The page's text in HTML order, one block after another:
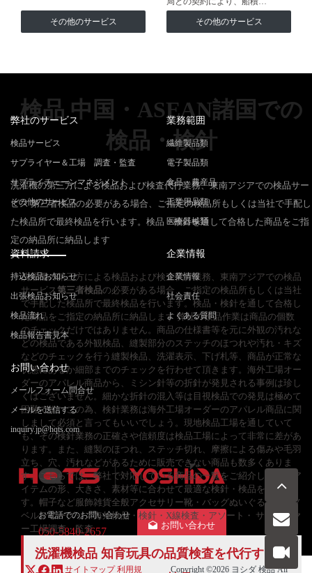
その他のサービス その他のサービス
検品 中国・ASEAN諸国での
検品・検針
洗濯機の第三方による検品および検査代行業務、東南アジアでの検品サー
ビス 第三者検品の必要がある場合、ご指定の検品所もしくは当社で手配し
た検品所で最終検品を行います。検品・検針を通して合格した商品をご指
定の納品所に納品します
洗濯機の第三方による検品および検査代行業務、東南アジアでの検品
サービス 第三者検品の必要がある場合、ご指定の検品所もしくは当社
で手配した検品所で最終検品を行います。検品・検針を通して合格し
た商品をご指定の納品所に納品します 弊社の検品作業は商品の個数
のチェックだけではありません。商品の仕様書等を元に外観の汚れな
どの検品である外観検品、縫製部分のステッチのほつれや汚れ・キズ
などのチェックを行う縫製検品、洗濯表示、下げ札等、商品が正常な
状態にあるか細部までのチェックを行わせて頂きます。海外工場オー
ダーのアパレル商品から、ミシン針等の折針が発見される事例は珍し
くはございません。細かな折針の混入等は目視検品での発見は極めて
困難です。この為、検針業務は海外工場オーダーのアパレル商品に関
しまして必須と言ってもいいでしょう。現地検品工場を通していて
も、その検針業務の正確さや信頼度は検品工場によって非常に差があ
ります。また、縫製のほつれ、ステッチ切れ、摩擦による傷みや毛羽
立ち、穴、汚れなどがあるために販売できない商品も数多くありま
す。こちらでは、弊社で対応している商品の一覧をご紹介します。ア
イテムの形、大きさ、素材等に合わせて最適な検針・検品を行いま
す。帽子など服飾雑貨全般アクセサリー靴・バッグぬいぐるみ衣類ノ
ベルティーグッズ海外検品・検針・X線検査・アソート・ サプライヤ
ー工場調査・監査
洗濯機検品 知育玩具の品質検査を代行する専
弊社のサービス
検品サービス
サプライヤー＆工場 調査・監査
サプライチェーンマネジメント
その他のサービス
業務範囲
繊維製品類
電子製品類
食品・農産品
工業用品類
医療器械類
資料請求
持込検品お知らせ
出張検品お知らせ
検品流れ
検品報告書見本
企業情報
企業情報
社会責任
よくある質問
お問い合わせ
メールフォーム問合せ
メールを送信する
inquiry.jp@hqts.com
お電話でのお問い合わせ
050-5840-2657
お問い合わせ
サイトマップ 利用規 Copyright ©2026 ヨシダ 検品All